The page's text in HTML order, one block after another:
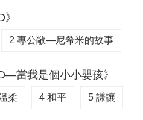
2 專公敞—尼希米的故事
當我是個小小嬰孩》
柔 4 和平 5 謙讓